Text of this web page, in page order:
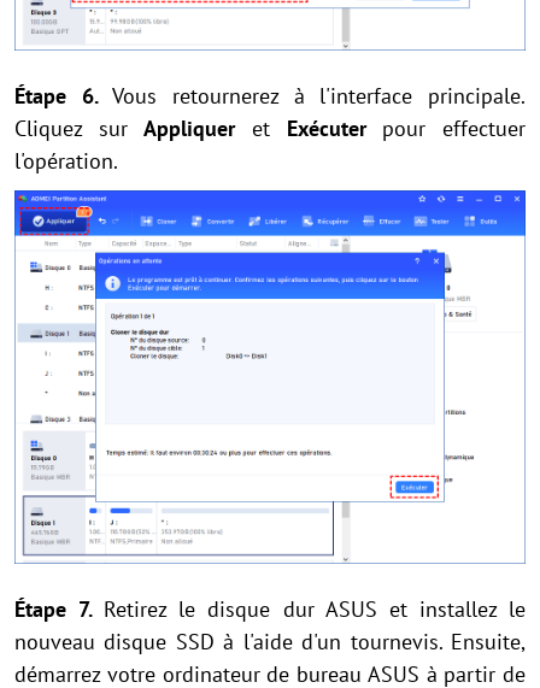
Étape 6.Vous retournerez à l'interface principale.
Cliquez surAppliqueret Exécuterpour effectuer
l'opération.
Étape 7. Retirez le disque dur ASUS et installez le
nouveau disque SSD à l'aide d'un tournevis. Ensuite,
démarrez votre ordinateur de bureau ASUS à partir de